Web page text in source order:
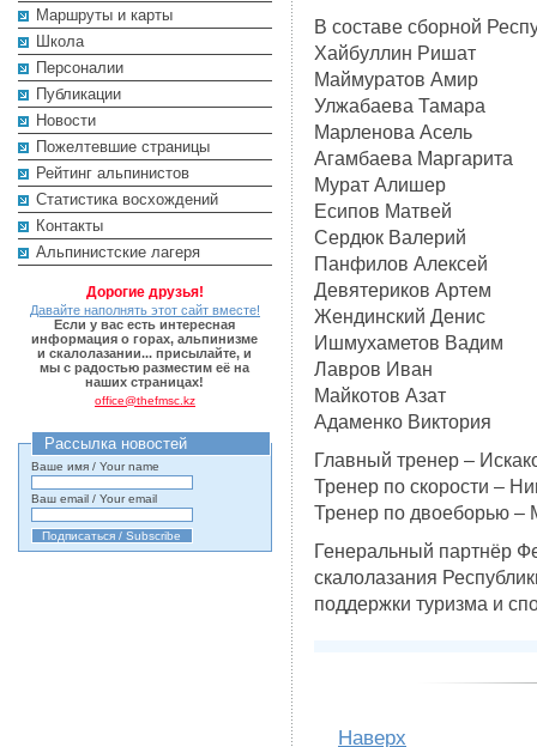
Маршруты и карты
Школа
Персоналии
Публикации
Новости
Пожелтевшие страницы
Рейтинг альпинистов
Cтатистика восхождений
Контакты
Альпинистские лагеря
Дорогие друзья!
Давайте наполнять этот сайт вместе!
Если у вас есть интересная
информация о горах, альпинизме
и скалолазании... присылайте, и
мы с радостью разместим её на
наших страницах!
office@thefmsc.kz
Рассылка новостей
Ваше имя / Your name
Ваш email / Your email
В составе сборной
Хайбуллин Ришат
Маймуратов Амир
Улжабаева Тамара
Марленова Асель
Агамбаева Маргарита
Мурат Алишер
Есипов Матвей
Сердюк Валерий
Панфилов Алексей
Девятериков Артем
Жендинский Денис
Ишмухаметов Вадим
Лавров Иван
Майкотов Азат
Адаменко Виктория
Главный тренер –
Тренер по скорости –
Тренер по двоеборью –
Генеральный партнёр
скалолазания
поддержки туризма и
Наверх